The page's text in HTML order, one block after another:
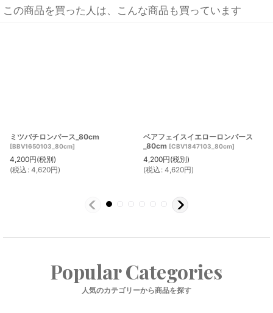
この商品を買った人は、こんな商品も買っています
ミツバチロンパース_80cm
[BBV1650103_80cm]
4,200円(税別)
(税込 : 4,620円)
ベアフェイスイエローロンパース
_80cm [CBV1847103_80cm]
4,200円(税別)
(税込 : 4,620円)
Popular Categories
人気のカテゴリーから商品を探す